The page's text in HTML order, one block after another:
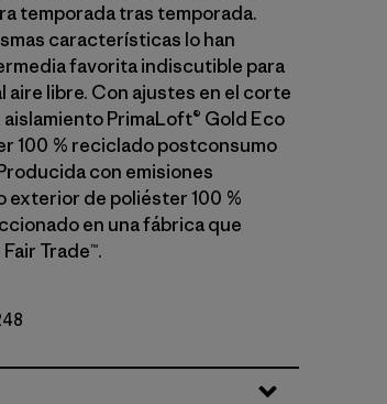
temporada tras temporada.
características lo han
favorita indiscutible para
libre. Con ajustes en el corte
PrimaLoft® Gold Eco
100 % reciclado postconsumo
con emisiones
de poliéster 100 %
en una fábrica que
Trade™.